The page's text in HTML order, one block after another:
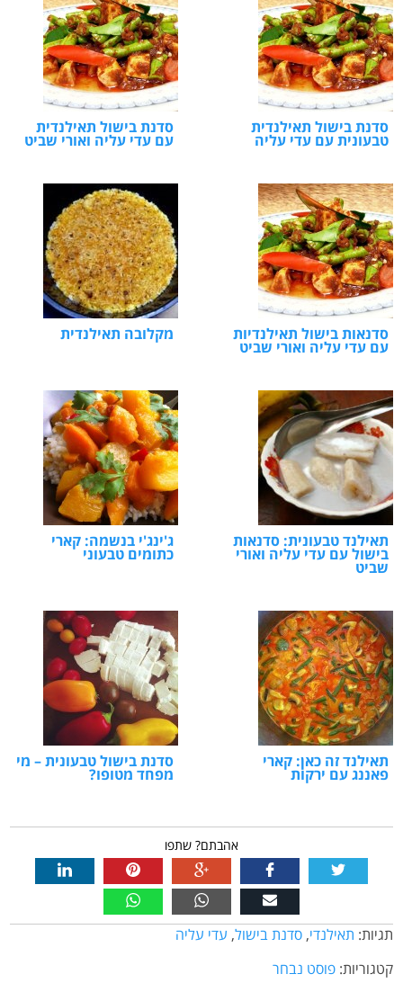
סדנת בישול תאילנדית
טבעונית עם עדי עליה
סדנת בישול תאילנדית
עם עדי עליה ואורי שביט
סדנאות בישול תאילנדיות
עם עדי עליה ואורי שביט
מקלובה תאילנדית
תאילנד טבעונית: סדנאות
בישול עם עדי עליה ואורי
שביט
ג'ינג'י בנשמה: קארי
כתומים טבעוני
תאילנד זה כאן: קארי
פאננג עם ירקות
סדנת בישול טבעונית – מי
מפחד מטופו?
אהבתם? שתפו
תגיות: תאילנדי, סדנת בישול, עדי עליה
קטגוריות: פוסט נבחר